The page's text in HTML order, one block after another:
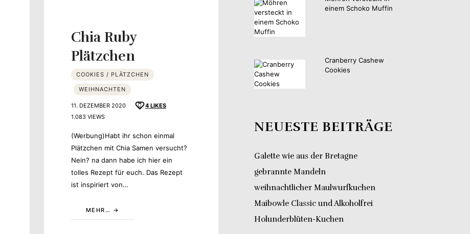
Chia Ruby
Plätzchen
COOKIES / PLÄTZCHEN
WEIHNACHTEN
11. DEZEMBER 2020 4 LIKES
1.083 VIEWS
(Werbung)Habt ihr schon einmal
Plätzchen mit Chia Samen versucht?
Nein? na dann habe ich hier ein
tolles Rezept für euch. Das Rezept
ist inspiriert von…
MEHR…
einem Schoko Muffin
Cranberry Cashew
Cookies
NEUESTE BEITRÄGE
Galette wie aus der Bretagne
gebrannte Mandeln
weihnachtlicher Maulwurfkuchen
Maibowle Classic und Alkoholfrei
Holunderblüten-Kuchen